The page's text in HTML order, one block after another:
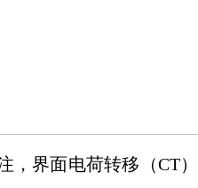
，界面电荷转移（CT